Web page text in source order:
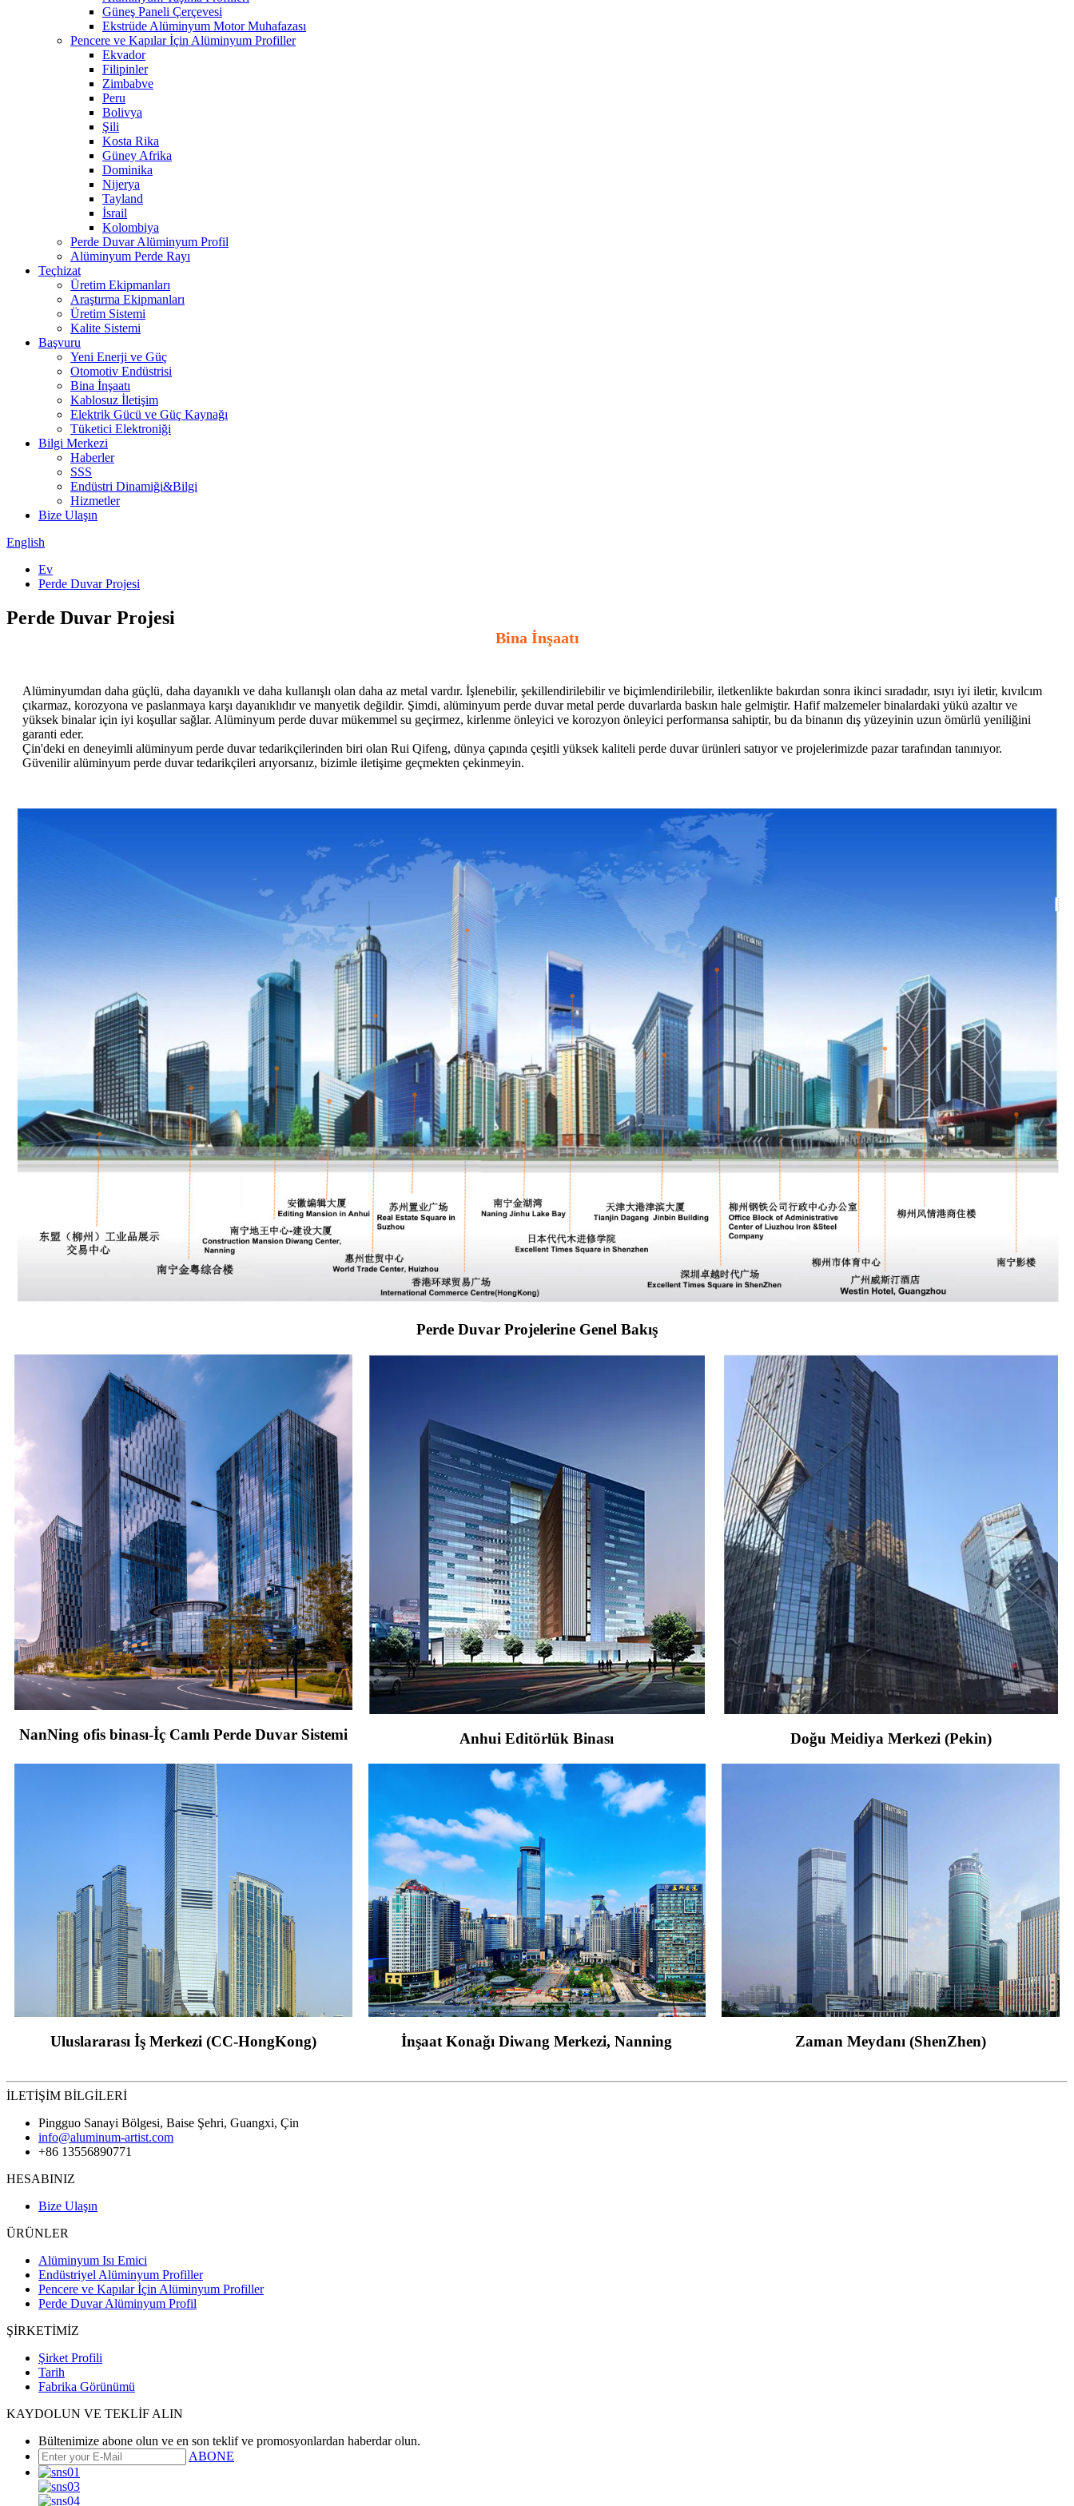
Güneş Paneli Çerçevesi
Ekstrüde Alüminyum Motor Muhafazası
Pencere ve Kapılar İçin Alüminyum Profiller
Ekvador
Filipinler
Zimbabve
Peru
Bolivya
Şili
Kosta Rika
Güney Afrika
Dominika
Nijerya
Tayland
İsrail
Kolombiya
Perde Duvar Alüminyum Profil
Alüminyum Perde Rayı
Teçhizat
Üretim Ekipmanları
Araştırma Ekipmanları
Üretim Sistemi
Kalite Sistemi
Başvuru
Yeni Enerji ve Güç
Otomotiv Endüstrisi
Bina İnşaatı
Kablosuz İletişim
Elektrik Gücü ve Güç Kaynağı
Tüketici Elektroniği
Bilgi Merkezi
Haberler
SSS
Endüstri Dinamiği&Bilgi
Hizmetler
Bize Ulaşın
English
Ev
Perde Duvar Projesi
Perde Duvar Projesi
Bina İnşaatı
Alüminyumdan daha güçlü, daha dayanıklı ve daha kullanışlı olan daha az metal vardır. İşlenebilir, şekillendirilebilir ve biçimlendirilebilir, iletkenlikte bakırdan sonra ikinci sıradadır, ısıyı iyi iletir, kıvılcım
çıkarmaz, korozyona ve paslanmaya karşı dayanıklıdır ve manyetik değildir. Şimdi, alüminyum perde duvar metal perde duvarlarda baskın hale gelmiştir. Hafif malzemeler binalardaki yükü azaltır ve
yüksek binalar için iyi koşullar sağlar. Alüminyum perde duvar mükemmel su geçirmez, kirlenme önleyici ve korozyon önleyici performansa sahiptir, bu da binanın dış yüzeyinin uzun ömürlü yeniliğini
garanti eder.
Çin'deki en deneyimli alüminyum perde duvar tedarikçilerinden biri olan Rui Qifeng, dünya çapında çeşitli yüksek kaliteli perde duvar ürünleri satıyor ve projelerimizde pazar tarafından tanınıyor.
Güvenilir alüminyum perde duvar tedarikçileri arıyorsanız, bizimle iletişime geçmekten çekinmeyin.
Perde Duvar Projelerine Genel Bakış
NanNing ofis binası-İç Camlı Perde Duvar Sistemi Anhui Editörlük Binası Doğu Meidiya Merkezi (Pekin)
Uluslararası İş Merkezi (CC-HongKong) İnşaat Konağı Diwang Merkezi, Nanning Zaman Meydanı (ShenZhen)
İLETİŞİM BİLGİLERİ
Pingguo Sanayi Bölgesi, Baise Şehri, Guangxi, Çin
info@aluminum-artist.com
+86 13556890771
HESABINIZ
Bize Ulaşın
ÜRÜNLER
Alüminyum Isı Emici
Endüstriyel Alüminyum Profiller
Pencere ve Kapılar İçin Alüminyum Profiller
Perde Duvar Alüminyum Profil
ŞİRKETİMİZ
Şirket Profili
Tarih
Fabrika Görünümü
KAYDOLUN VE TEKLİF ALIN
Bültenimize abone olun ve en son teklif ve promosyonlardan haberdar olun.
ABONE